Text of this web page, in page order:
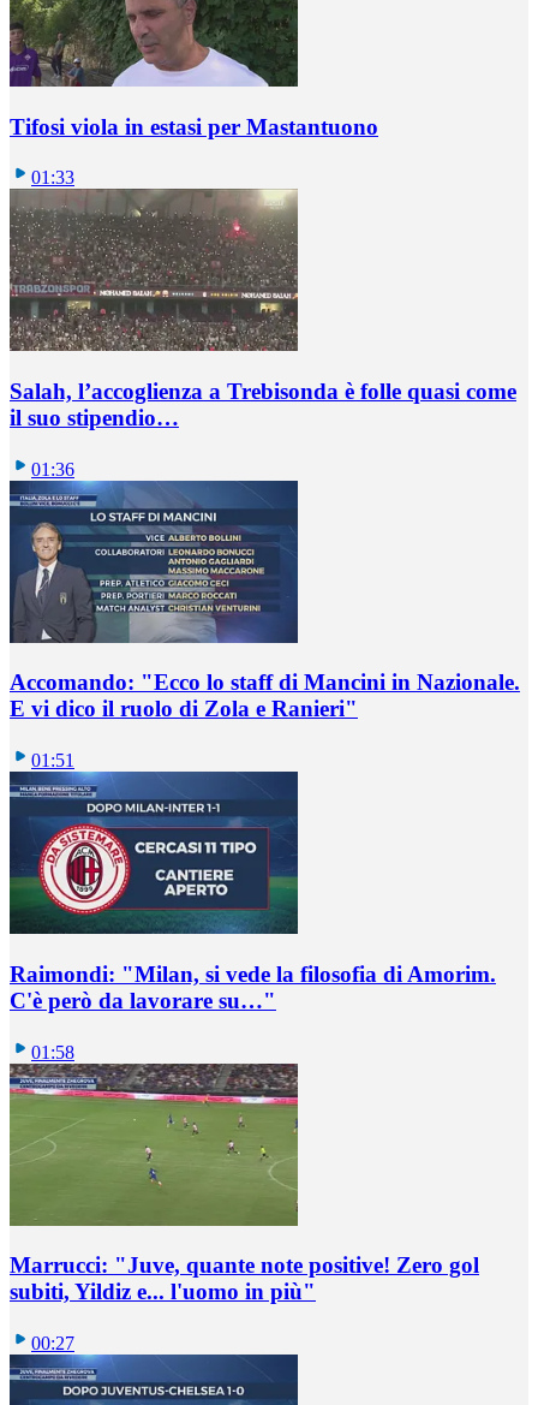
Tifosi viola in estasi per Mastantuono
01:33
Salah, l’accoglienza a Trebisonda è folle quasi come
il suo stipendio…
01:36
Accomando: "Ecco lo staff di Mancini in Nazionale.
E vi dico il ruolo di Zola e Ranieri"
01:51
Raimondi: "Milan, si vede la filosofia di Amorim.
C'è però da lavorare su…"
01:58
Marrucci: "Juve, quante note positive! Zero gol
subiti, Yildiz e... l'uomo in più"
00:27